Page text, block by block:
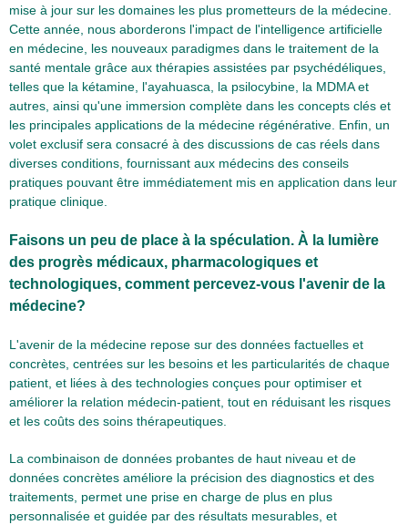
mise à jour sur les domaines les plus prometteurs de la médecine.
Cette année, nous aborderons l'impact de l'intelligence artificielle
en médecine, les nouveaux paradigmes dans le traitement de la
santé mentale grâce aux thérapies assistées par psychédéliques,
telles que la kétamine, l'ayahuasca, la psilocybine, la MDMA et
autres, ainsi qu'une immersion complète dans les concepts clés et
les principales applications de la médecine régénérative. Enfin, un
volet exclusif sera consacré à des discussions de cas réels dans
diverses conditions, fournissant aux médecins des conseils
pratiques pouvant être immédiatement mis en application dans leur
pratique clinique.
Faisons un peu de place à la spéculation. À la lumière
des progrès médicaux, pharmacologiques et
technologiques, comment percevez-vous l'avenir de la
médecine?
L'avenir de la médecine repose sur des données factuelles et
concrètes, centrées sur les besoins et les particularités de chaque
patient, et liées à des technologies conçues pour optimiser et
améliorer la relation médecin-patient, tout en réduisant les risques
et les coûts des soins thérapeutiques.
La combinaison de données probantes de haut niveau et de
données concrètes améliore la précision des diagnostics et des
traitements, permet une prise en charge de plus en plus
personnalisée et guidée par des résultats mesurables, et